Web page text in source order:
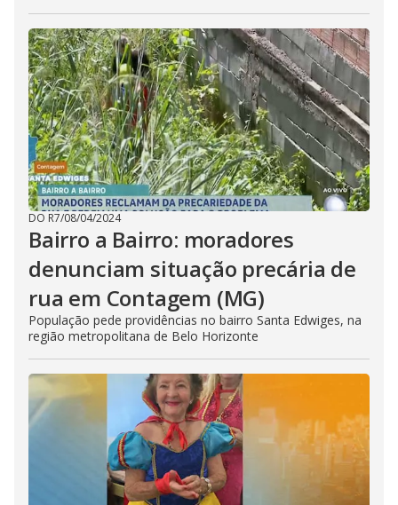
DO R7/08/04/2024
Bairro a Bairro: moradores
denunciam situação precária de
rua em Contagem (MG)
População pede providências no bairro Santa Edwiges, na
região metropolitana de Belo Horizonte